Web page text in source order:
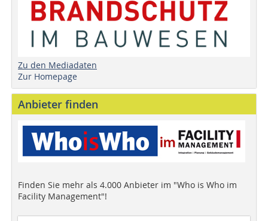
Zu den Mediadaten
Zur Homepage
Anbieter finden
Finden Sie mehr als 4.000 Anbieter im "Who is Who im
Facility Management"!